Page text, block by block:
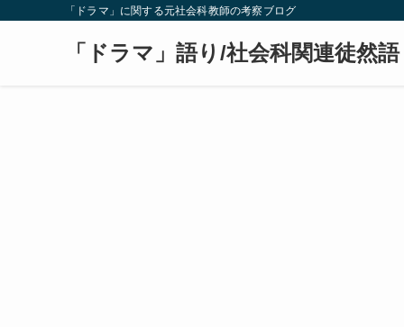
「ドラマ」に関する元社会科教師の考察ブログ
「ドラマ」語り/社会科関連徒然